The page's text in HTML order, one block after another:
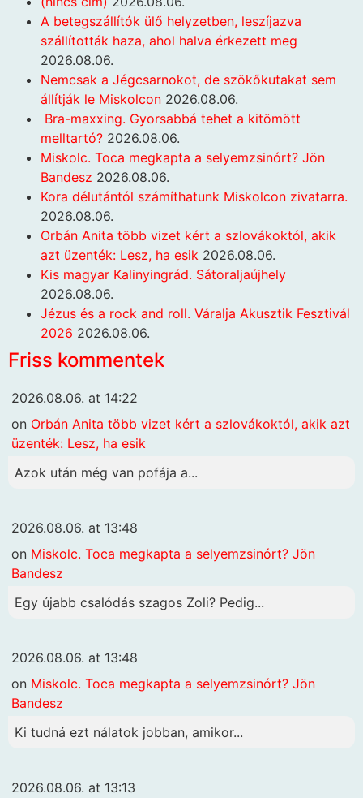
A betegszállítók ülő helyzetben, leszíjazva
szállították haza, ahol halva érkezett meg
2026.08.06.
Nemcsak a Jégcsarnokot, de szökőkutakat sem
állítják le Miskolcon 2026.08.06.
Bra-maxxing. Gyorsabbá tehet a kitömött
melltartó? 2026.08.06.
Miskolc. Toca megkapta a selyemzsinórt? Jön
Bandesz 2026.08.06.
Kora délutántól számíthatunk Miskolcon zivatarra.
2026.08.06.
Orbán Anita több vizet kért a szlovákoktól, akik
azt üzenték: Lesz, ha esik 2026.08.06.
Kis magyar Kalinyingrád. Sátoraljaújhely
2026.08.06.
Jézus és a rock and roll. Váralja Akusztik Fesztivál
2026 2026.08.06.
Friss kommentek
2026.08.06. at 14:22
on Orbán Anita több vizet kért a szlovákoktól, akik azt
üzenték: Lesz, ha esik
Azok után még van pofája a...
2026.08.06. at 13:48
on Miskolc. Toca megkapta a selyemzsinórt? Jön
Bandesz
Egy újabb csalódás szagos Zoli? Pedig...
2026.08.06. at 13:48
on Miskolc. Toca megkapta a selyemzsinórt? Jön
Bandesz
Ki tudná ezt nálatok jobban, amikor...
2026.08.06. at 13:13